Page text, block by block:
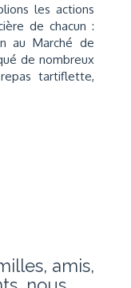
les actions
de chacun :
au Marché de
de nombreux
tartiflette,
amis,